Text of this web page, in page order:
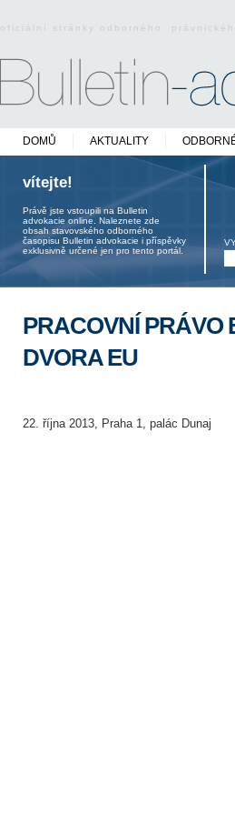
oficiální stránky odborného
DOMŮ AKTUALITY
vítejte!
Právě jste vstoupili na Bulletin
advokacie online. Naleznete zde
obsah stavovského odborného
časopisu Bulletin advokacie i příspěvky
exklusivně určené jen pro tento portál.
PRACOVNÍ PRÁVO
DVORA EU
22. října 2013, Praha 1, palác Dunaj